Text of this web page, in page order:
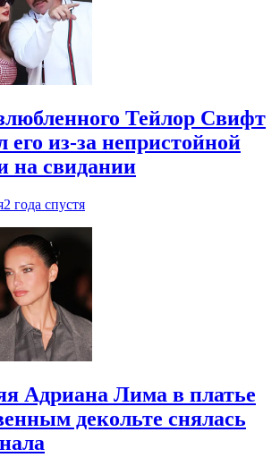
Тейлор Свифт
его из-за непристойной
на свидании
2 года спустя
Адриана Лима в платье
декольте снялась